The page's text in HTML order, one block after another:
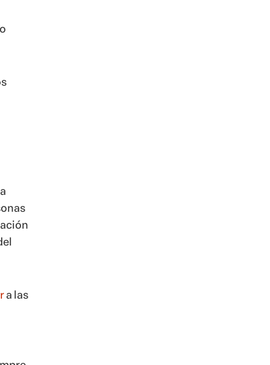
a las